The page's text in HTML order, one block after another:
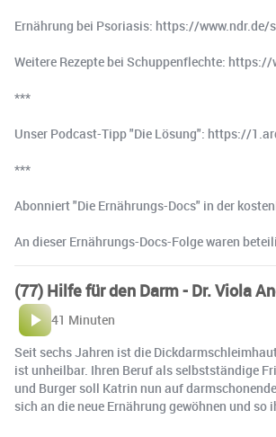
Ernährung bei Psoriasis: https://
Weitere Rezepte bei Schuppenflechte:
***
Unser Podcast-Tipp "Die Lösung": https://
***
Abonniert "Die Ernährungs-Docs" in der
An dieser Ernährungs-Docs-Folge waren
(77) Hilfe für den Darm - Dr. Viola
41 Minuten
Seit sechs Jahren ist die
ist unheilbar. Ihren Beruf als selbstständige
und Burger soll Katrin nun auf
sich an die neue Ernährung gewöhnen und